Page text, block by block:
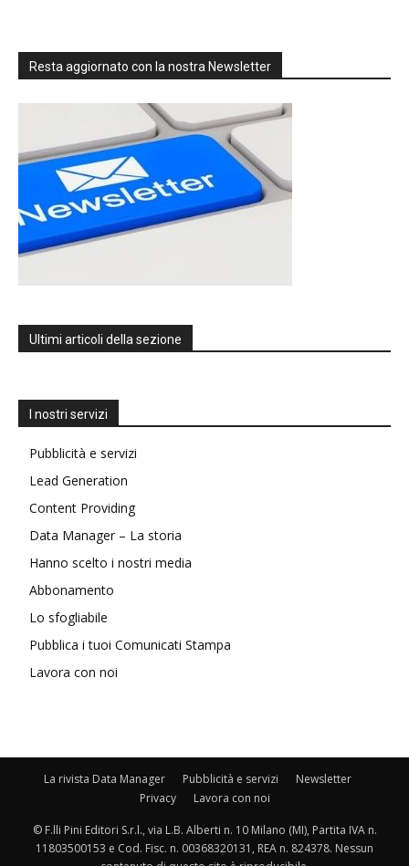
Resta aggiornato con la nostra Newsletter
Ultimi articoli della sezione
I nostri servizi
Pubblicità e servizi
Lead Generation
Content Providing
Data Manager – La storia
Hanno scelto i nostri media
Abbonamento
Lo sfogliabile
Pubblica i tuoi Comunicati Stampa
Lavora con noi
La rivista Data Manager Pubblicità e servizi
Newsletter
Privacy
Lavora con noi
© F.lli Pini Editori S.r.l., via L.B. Alberti n. 10 Milano (MI), Partita IVA n.
11803500153 e Cod. Fisc. n. 00368320131, REA n. 824378. Nessun